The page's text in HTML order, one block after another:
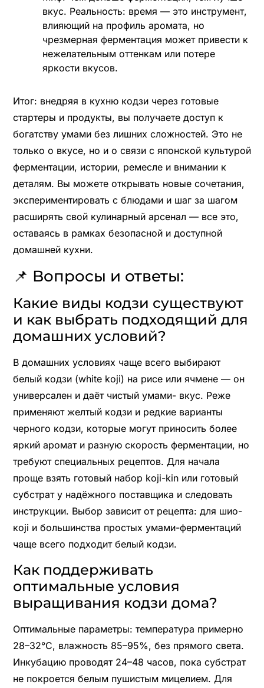
вкус. Реальность: время — это инструмент,
влияющий на профиль аромата, но
чрезмерная ферментация может привести к
нежелательным оттенкам или потере
яркости вкусов.
Итог: внедряя в кухню кодзи через готовые
стартеры и продукты, вы получаете доступ к
богатству умами без лишних сложностей. Это не
только о вкусе, но и о связи с японской культурой
ферментации, истории, ремесле и внимании к
деталям. Вы можете открывать новые сочетания,
экспериментировать с блюдами и шаг за шагом
расширять свой кулинарный арсенал — все это,
оставаясь в рамках безопасной и доступной
домашней кухни.
📌 Вопросы и ответы:
Какие виды кодзи существуют
и как выбрать подходящий для
домашних условий?
В домашних условиях чаще всего выбирают
белый кодзи (white koji) на рисе или ячмене — он
универсален и даёт чистый умами- вкус. Реже
применяют желтый кодзи и редкие варианты
черного кодзи, которые могут приносить более
яркий аромат и разную скорость ферментации, но
требуют специальных рецептов. Для начала
проще взять готовый набор koji-kin или готовый
субстрат у надёжного поставщика и следовать
инструкции. Выбор зависит от рецепта: для шио-
коji и большинства простых умами-ферментаций
чаще всего подходит белый кодзи.
Как поддерживать
оптимальные условия
выращивания кодзи дома?
Оптимальные параметры: температура примерно
28–32°C, влажность 85–95%, без прямого света.
Инкубацию проводят 24–48 часов, пока субстрат
не покроется белым пушистым мицелием. Для